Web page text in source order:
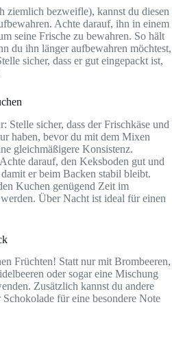
ziemlich bezweifle), kannst du diesen
Achte darauf, ihn in einem
seine Frische zu bewahren. So hält
du ihn länger aufbewahren möchtest,
sicher, dass er gut eingepackt ist,
Stelle sicher, dass der Frischkäse und
haben, bevor du mit dem Mixen
gleichmäßigere Konsistenz.
darauf, den Keksboden gut und
er beim Backen stabil bleibt.
Kuchen genügend Zeit im
Über Nacht ist ideal für einen
Früchten! Statt nur mit Brombeeren,
oder sogar eine Mischung
Zusätzlich kannst du andere
für eine besondere Note